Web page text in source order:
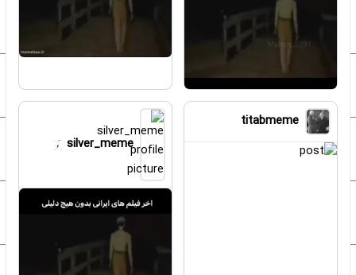
titabmeme
silver_meme